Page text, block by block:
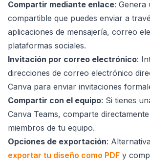
Compartir mediante enlace: Genera
compartible que puedes enviar a
aplicaciones de mensajería, correo
plataformas sociales.
Invitación por correo electrónico:
direcciones de correo electrónico
Canva para enviar invitaciones
Compartir con el equipo: Si tienes
Canva Teams, comparte
miembros de tu equipo.
Opciones de exportación:
exportar tu diseño como PDF y